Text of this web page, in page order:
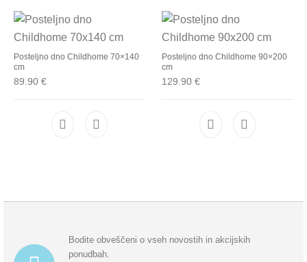
Posteljno dno Childhome 70×140
cm
89.90€
Posteljno dno Childhome 90×200
cm
129.90 €
Bodite obveščeni o vseh novostih in akcijskih
ponudbah.